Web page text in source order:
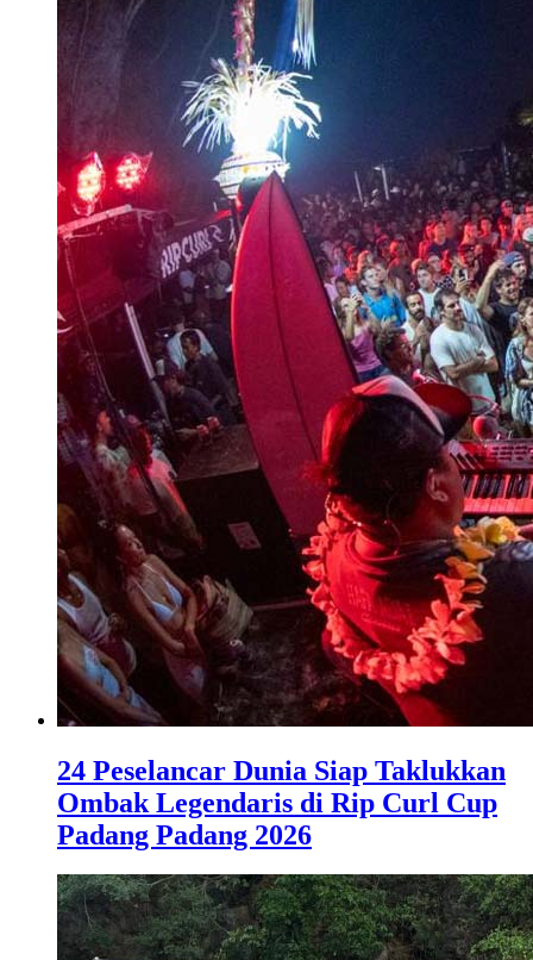
24 Peselancar Dunia Siap Taklukkan
Ombak Legendaris di Rip Curl Cup
Padang Padang 2026